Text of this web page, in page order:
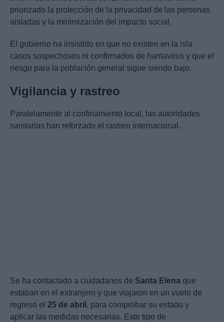
priorizado la protección de la privacidad de las personas
aisladas y la minimización del impacto social.
El gobierno ha insistido en que no existen en la isla
casos sospechosos ni confirmados de hantavirus y que el
riesgo para la población general sigue siendo bajo.
Vigilancia y rastreo
Paralelamente al confinamiento local, las autoridades
sanitarias han reforzado el rastreo internacional.
Se ha contactado a ciudadanos de Santa Elena que
estaban en el extranjero y que viajaron en un vuelo de
regreso el 25 de abril , para comprobar su estado y
aplicar las medidas necesarias. Este tipo de